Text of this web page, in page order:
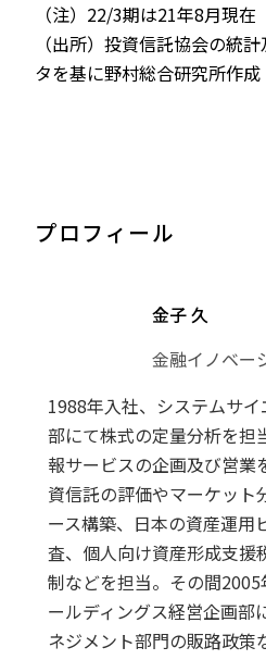
（注）22/3期は21年8月現在
（出所）投資信託協会の統
タを基に野村総合研究所作成
プロフィール
金子 久
金融イノベー
1988年入社、システムサ
部にて株式の定量分析を担
報サービスの企画及び営業
資信託の評価やマーケット
ース構築、日本の資産運用
査、個人向け資産形成支援
制などを担当。その間
ールディングス経営企画部
ネジメント部門の販路政策